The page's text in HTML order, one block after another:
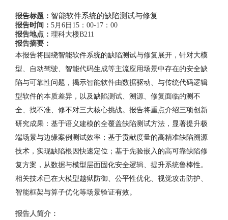
报告标题： 智能软件系统的缺陷测试与修复
报告时间： 5月6日15：00-17：00
报告地点： 理科大楼B211
报告摘要：
本报告将围绕智能软件系统的缺陷测试与修复展开，针对大模
型、自动驾驶、智能代码生成等主流应用场景中存在的安全缺
陷与可靠性问题，揭示智能软件由数据驱动、与传统代码逻辑
型软件的本质差异，以及缺陷测试、溯源、修复面临的测不
全、找不准、修不对三大核心挑战。报告将重点介绍三项创新
研究成果：基于语义建模的全覆盖缺陷测试方法，显著提升极
端场景与边缘案例测试效率；基于贡献度量的高精准缺陷溯源
技术，实现缺陷根因快速定位；基于先验嵌入的高可靠缺陷修
复方案，从数据与模型层面固化安全逻辑、提升系统鲁棒性。
相关技术已在大模型越狱防御、公平性优化、视觉攻击防护、
智能框架与算子优化等场景验证有效。
报告人简介：